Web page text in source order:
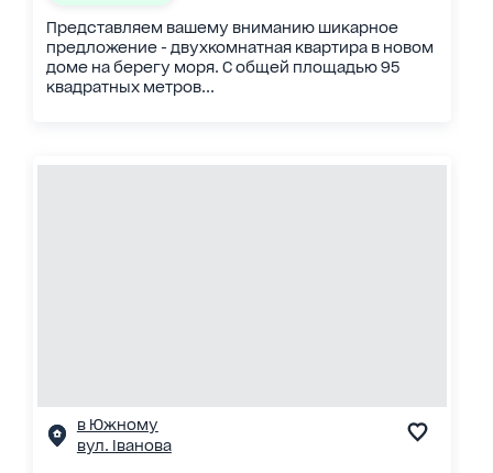
Представляем вашему вниманию шикарное
предложение - двухкомнатная квартира в новом
доме на берегу моря. С общей площадью 95
квадратных метров...
в Южному
вул. Іванова